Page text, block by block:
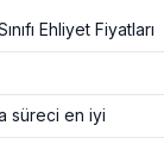
Ehliyet Fiyatları
süreci en iyi